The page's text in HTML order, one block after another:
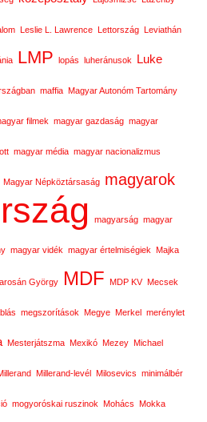
Leslie L. Lawrence Lettország Leviathán
LMP lopás luheránusok Luke
maffia Magyar Autonóm Tartomány
filmek magyar gazdaság magyar
magyar média magyar nacionalizmus
Magyar Népköztársaság magyarok
magyarság magyar
magyar vidék magyar értelmiségiek Majka
György MDF MDP KV Mecsek
megszorítások Megye Merkel merénylet
Mesterjátszma Mexikó Mezey Michael
Millerand-levél Milosevics minimálbér
mogyoróskai ruszinok Mohács Mokka